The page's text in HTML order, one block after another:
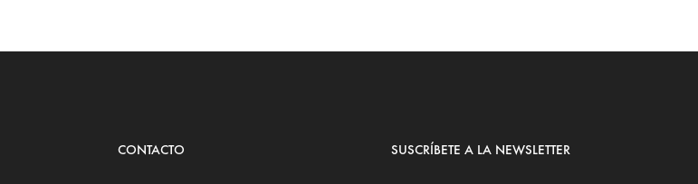
CONTACTO SUSCRÍBETE A LA NEWSLETTER